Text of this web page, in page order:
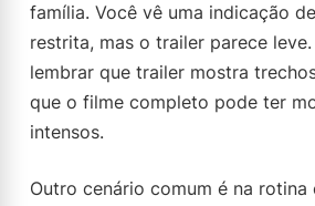
família. Você vê uma indicação
restrita, mas o trailer parece
lembrar que trailer mostra
que o filme completo pode ter
intensos.
Outro cenário comum é na rotina